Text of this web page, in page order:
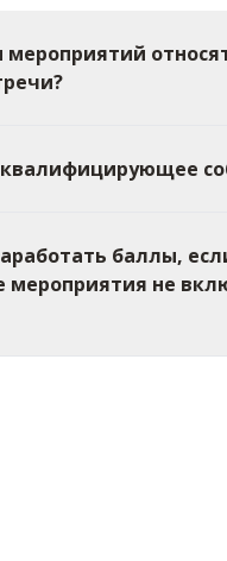
баллы,
мероприятия не